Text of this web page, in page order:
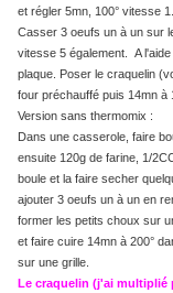
et régler 5mn, 100° vitesse
Casser 3 oeufs un à un sur
vitesse 5 également. A
plaque. Poser le craquelin
four préchauffé puis 14mn à
Version sans thermomix :
Dans une casserole, faire
ensuite 120g de farine, 1/
boule et la faire secher
ajouter 3 oeufs un à un en
former les petits choux sur
et faire cuire 14mn à 200°
sur une grille.
Le craquelin (j'ai multiplié